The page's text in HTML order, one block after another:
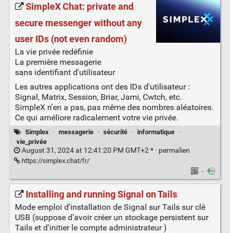
SimpleX Chat: private and
secure messenger without any
user IDs (not even random)
La vie privée redéfinie
La première messagerie
sans identifiant d'utilisateur
Les autres applications ont des IDs d'utilisateur :
Signal, Matrix, Session, Briar, Jami, Cwtch, etc.
SimpleX n'en a pas, pas même des nombres aléatoires.
Ce qui améliore radicalement votre vie privée.
Simplex · messagerie · sécurité · informatique
·
vie_privée
August 31, 2024 at 12:41:20 PM GMT+2 * · permalien
https://simplex.chat/fr/
·
Installing and running Signal on Tails
Mode emploi d'installation de Signal sur Tails sur clé
USB (suppose d'avoir créer un stockage persistent sur
Tails et d'initier le compte administrateur )